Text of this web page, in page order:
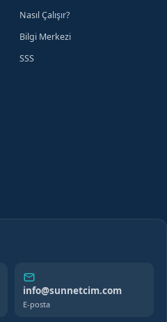
Nasıl Çalışır?
Bilgi Merkezi
SSS
info@sunnetcim.com
E-posta